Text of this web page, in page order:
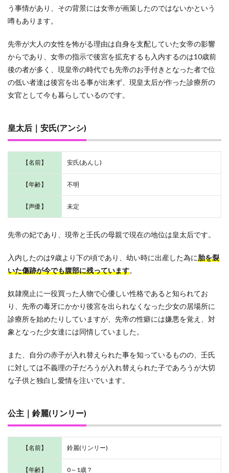
ンエン)
1.7
官・
文官
のキ
ャラ
クタ
ー
李白(リ
ハク)
武官｜
陸孫(リ
武官｜
音操(オ
1.8
一族
のキ
ャラ
ー
1.8.1
宰相｜
子昌(シ
1.8.2
神美(シ
イ)
翠苓(ス
イレイ)
1.9
後宮
う事情があり、その背景には女帝が画策したのではないかという
噂もあります。
先帝が大人の女性を怖がる理由は自身を支配していた女帝の影響
からであり、女帝の指示で後宮を拡充するも入内するのは10歳前
後の者が多く、現皇帝の時代でも先帝のお手付きとなった者で位
の低い者達は後宮を出る事が出来ず、現皇太后が作った診療所の
女官として今も暮らしているのです。
皇太后｜安氏(アンシ)
【名前】 安氏(あんし)
【年齢】 不明
【声優】 未定
先帝の妃であり、現帝と壬氏の母親で現在の地位は皇太后です。
入内したのは9歳より下の頃であり、幼い時に出産した為に胎を裂
いた傷跡が今でも腹部に残っています。
奴隷廃止に一役買った人物で心優しい性格であると知られてお
り、先帝の毒牙にかかり後宮を出られなくなった少女の居場所に
診療所を始めたりしていますが、先帝の性癖には嫌悪を覚え、対
象となった少女達には同情していました。
また、自分の赤子が入れ替えられた事を知っているものの、壬氏
に対しては不義理の子だろうが入れ替えられた子であろうが大切
な子供と独白し愛情を注いでいます。
公主｜鈴麗(リンリー)
【名前】 鈴麗(リンリー)
【年齢】 0～1歳？